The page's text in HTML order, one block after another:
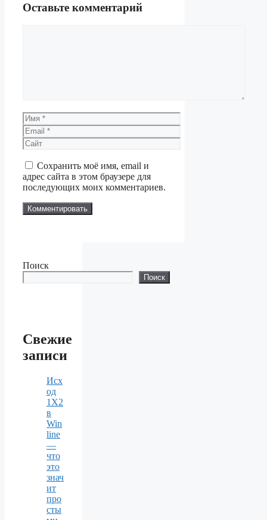
Оставьте комментарий
Имя
Email
Сайт
Сохранить моё имя, email и
адрес сайта в этом браузере для
последующих моих комментариев.
Поиск
Поиск
Свежие
записи
Исх
од
1X2
в
Win
line
—
что
это
знач
ит
про
сты